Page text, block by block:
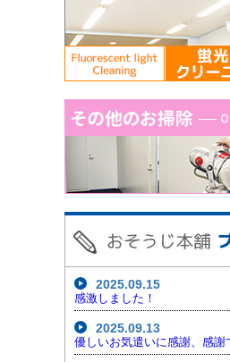
2025.09.15
感激しました！
2025.09.13
優しいお気遣いに感謝、感謝